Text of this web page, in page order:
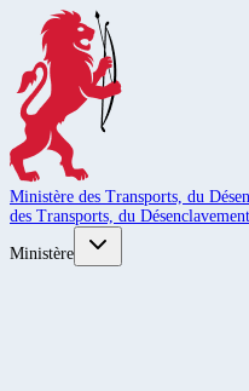
Ministère des Transports, du
des Transports, du
Ministère